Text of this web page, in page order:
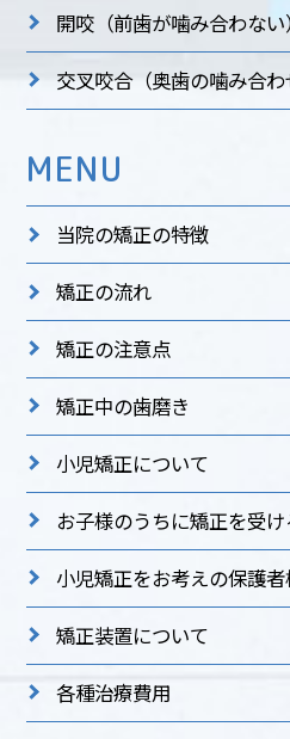
開咬 （前歯が噛み合わない）
交叉咬合（奥歯の噛み合わ
MENU
当院の矯正の特徴
矯正の流れ
矯正の注意点
矯正中の歯磨き
小児矯正について
お子様のうちに矯正を受
小児矯正をお考えの保護
矯正装置について
各種治療費用